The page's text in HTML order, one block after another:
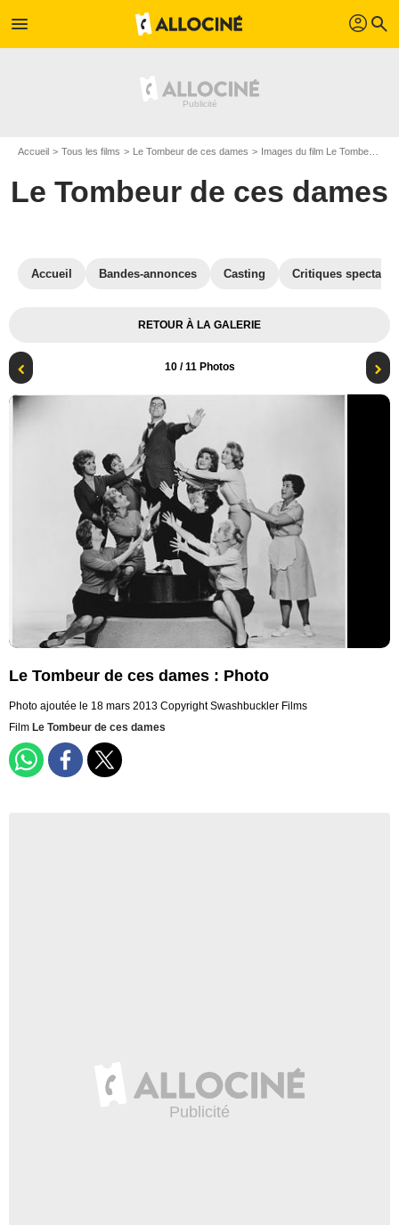
menu profil search
Accueil Tous les films Le Tombeur de ces dames Images du film Le Tombeur de ces dames
Le Tombeur de ces dames
Accueil Bandes-annonces Casting Critiques
RETOUR À LA GALERIE
10/ 11 Photos
Le Tombeur de ces dames : Photo
Photo ajoutée le 18 mars 2013 Copyright Swashbuckler Films
Film Le Tombeur de ces dames